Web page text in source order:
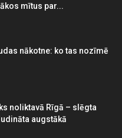
mītus par...
nākotne: ko tas nozīmē
noliktavā Rīgā – slēgta
augstākā